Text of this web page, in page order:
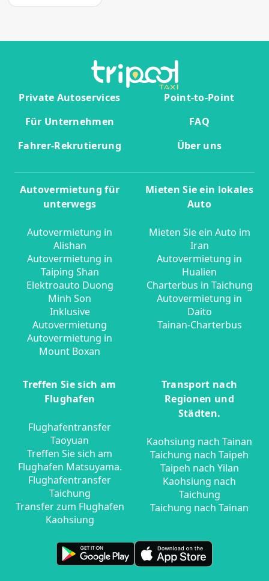
Private Autoservices
Point-to-Point
Für Unternehmen
FAQ
Fahrer-Rekrutierung
Über uns
Autovermietung für
unterwegs
Autovermietung in
Alishan
Autovermietung in
Taiping Shan
Elektroauto Duong
Minh Son
Inklusive
Autovermietung
Autovermietung in
Mount Boxan
Mieten Sie ein lokales
Auto
Mieten Sie ein Auto im
Iran
Autovermietung in
Hualien
Charterbus in Taichung
Autovermietung in
Daito
Tainan-Charterbus
Treffen Sie sich am
Flughafen
Flughafentransfer
Taoyuan
Treffen Sie sich am
Flughafen Matsuyama.
Flughafentransfer
Taichung
Transfer zum Flughafen
Kaohsiung
Transport nach
Regionen und
Städten.
Kaohsiung nach Tainan
Taichung nach Taipeh
Taipeh nach Yilan
Kaohsiung nach
Taichung
Taichung nach Tainan